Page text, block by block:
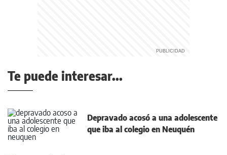
Te puede interesar...
Depravado acosó a una adolescente
que iba al colegio en Neuquén